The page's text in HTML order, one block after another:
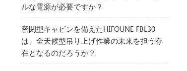
ルな電源が必要ですか？
密閉型キャビンを備えたHIFOUNE FBL30
は、全天候型吊り上げ作業の未来を担う存
在となるのだろうか？